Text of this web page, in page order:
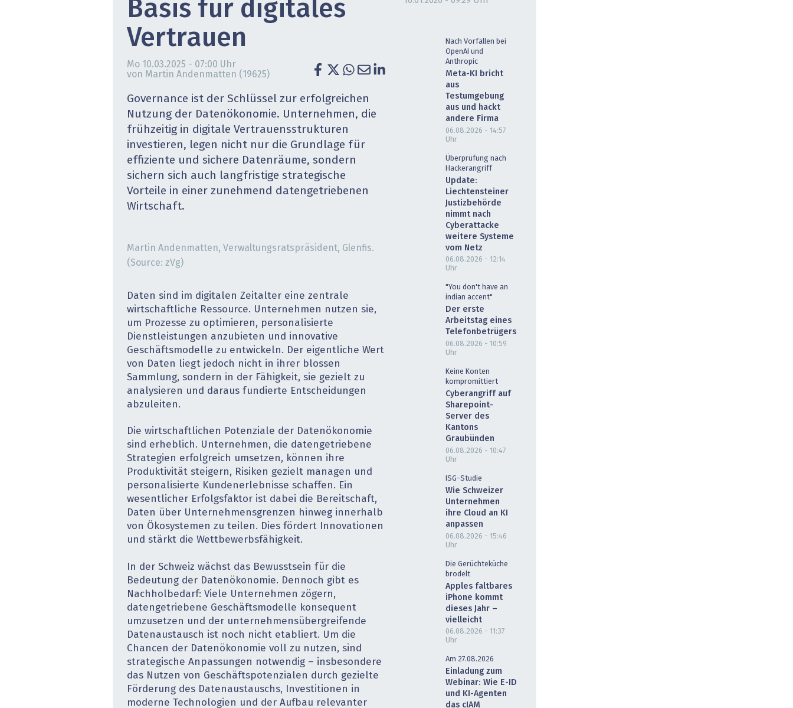
» alle News Gesundheit wird digital
EU-DSGVO
XaaS, Managed Services & Co.
Digital Banking
» alle Dossiers
Artificial Intelligence
Finance 2030
Fintech & Insurtech
Professional AV & Digital Signage
Basis für digitales
Vertrauen
Mo 10.03.2025 - 07:00 Uhr
von Martin Andenmatten (19625)
Governance ist der Schlüssel zur erfolgreichen
Nutzung der Datenökonomie. Unternehmen, die
frühzeitig in digitale Vertrauensstrukturen
investieren, legen nicht nur die Grundlage für
effiziente und sichere Datenräume, sondern
sichern sich auch langfristige strategische
Vorteile in einer zunehmend datengetriebenen
Wirtschaft.
Martin Andenmatten, Verwaltungs­ratspräsident, Glenfis.
(Source: zVg)
Daten sind im digitalen Zeitalter eine zentrale
wirtschaftliche Ressource. Unternehmen nutzen sie,
um Prozesse zu optimieren, personalisierte
Dienstleistungen anzubieten und innovative
Geschäftsmodelle zu entwickeln. Der eigentliche Wert
von Daten liegt jedoch nicht in ihrer blossen
Sammlung, sondern in der Fähigkeit, sie gezielt zu
analysieren und daraus fundierte Entscheidungen
abzuleiten.
Die wirtschaftlichen Potenziale der Datenökonomie
sind erheblich. Unternehmen, die datengetriebene
Strategien erfolgreich umsetzen, können ihre
Produktivität steigern, Risiken gezielt managen und
personalisierte Kundenerlebnisse schaffen. Ein
wesentlicher Erfolgsfaktor ist dabei die Bereitschaft,
Daten über Unternehmensgrenzen hinweg innerhalb
von Ökosystemen zu teilen. Dies fördert Innovationen
und stärkt die Wettbewerbsfähigkeit.
In der Schweiz wächst das Bewusstsein für die
Bedeutung der Datenökonomie. Dennoch gibt es
Nachholbedarf: Viele Unternehmen zögern,
datengetriebene Geschäftsmodelle konsequent
umzusetzen und der unternehmensübergreifende
Datenaustausch ist noch nicht etabliert. Um die
Chancen der Datenökonomie voll zu nutzen, sind
strategische Anpassungen notwendig – insbesondere
das Nutzen von Geschäftspotenzialen durch gezielte
Förderung des Datenaustauschs, Investitionen in
moderne Technologien und der Aufbau relevanter
Nach Vorfällen bei
OpenAI und
Anthropic
Meta-KI bricht
aus
Testumgebung
aus und hackt
andere Firma
06.08.2026 - 14:57
Uhr
Überprüfung nach
Hackerangriff
Update:
Liechtensteiner
Justizbehörde
nimmt nach
Cyberattacke
weitere Systeme
vom Netz
06.08.2026 - 12:14
Uhr
"You don't have an
indian accent"
Der erste
Arbeitstag eines
Telefonbetrügers
06.08.2026 - 10:59
Uhr
Keine Konten
kompromittiert
Cyberangriff auf
Sharepoint-
Server des
Kantons
Graubünden
06.08.2026 - 10:47
Uhr
ISG-Studie
Wie Schweizer
Unternehmen
ihre Cloud an KI
anpassen
06.08.2026 - 15:46
Uhr
Die Gerüchteküche
brodelt
Apples faltbares
iPhone kommt
dieses Jahr –
vielleicht
06.08.2026 - 11:37
Uhr
Am 27.08.2026
Einladung zum
Webinar: Wie E-ID
und KI-Agenten
das cIAM